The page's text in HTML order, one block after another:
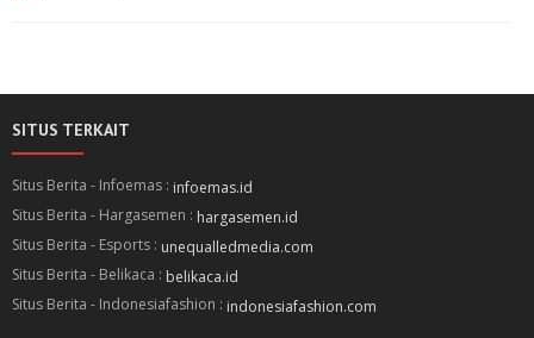
SITUS TERKAIT
Situs Berita - Infoemas : infoemas.id
Situs Berita - Hargasemen : hargasemen.id
Situs Berita - Esports : unequalledmedia.com
Situs Berita - Belikaca : belikaca.id
Situs Berita - Indonesiafashion : indonesiafashion.com